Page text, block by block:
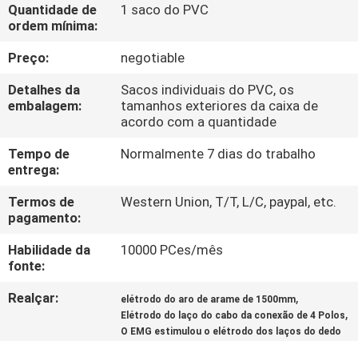
CONTROLE
DA
QUALIDADE
NOS
NOTÍCIA
PEÇA
UMAS
Quantidade de
ordem mínima:
1 saco do PVC
Preço:
negotiable
Detalhes da
embalagem:
Sacos individuais do PVC, os
tamanhos exteriores da caixa de
acordo com a quantidade
Tempo de
entrega:
Normalmente 7 dias do trabalho
Termos de
pagamento:
Western Union, T/T, L/C, paypal, etc.
Habilidade da
fonte:
10000 PCes/mês
Realçar: elétrodo do aro de arame de 1500mm,
Elétrodo do laço do cabo da conexão de 4 Polos,
O EMG estimulou o elétrodo dos laços do dedo